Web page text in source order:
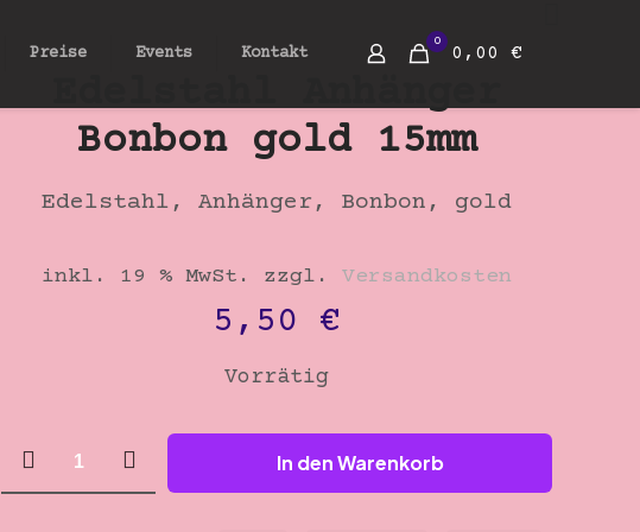
Preise Events Kontakt
0
0,00 €
Bonbon gold 15mm
Edelstahl, Anhänger, Bonbon, gold
inkl. 19 % MwSt. zzgl. Versandkosten
5,50 €
Vorrätig
Edelstahl
Anhänger
In den Warenkorb